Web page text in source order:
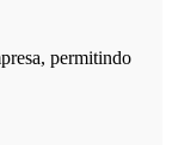
permitindo